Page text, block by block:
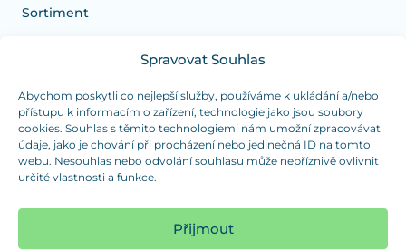
Spravovat Souhlas
Abychom poskytli co nejlepší služby, používáme k ukládání a/nebo
přístupu k informacím o zařízení, technologie jako jsou soubory
cookies. Souhlas s těmito technologiemi nám umožní zpracovávat
údaje, jako je chování při procházení nebo jedinečná ID na tomto
webu. Nesouhlas nebo odvolání souhlasu může nepříznivě ovlivnit
určité vlastnosti a funkce.
Přijmout
Sortiment
Potřebujete poradit s výběrem?
Jsme tu pro vás Pondělí-Čtvrtek od: 7:30 - 15:30 hodin
a Pátek od 7:30 - 14:30 hodin
info@dualpraha.cz +420 725 802 767
(platba pouze v hotovosti)
Jsme tu pro vás Pondělí-Čtvrtek od: 7:30 - 15:30 hodin